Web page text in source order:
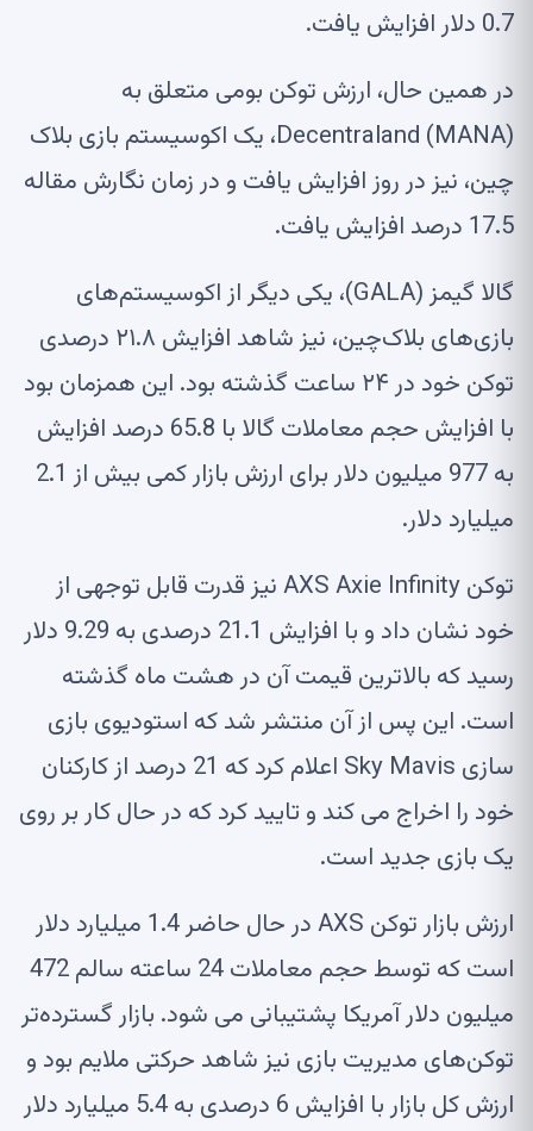
0.7 دلار افزایش یافت.
در همین حال، ارزش توکن بومی متعلق به
Decentraland (MANA)، یک اکوسیستم بازی بلاک
چین، نیز در روز افزایش یافت و در زمان نگارش مقاله
17.5 درصد افزایش یافت.
گالا گیمز (GALA)، یکی دیگر از اکوسیستم‌های
بازی‌های بلاک‌چین، نیز شاهد افزایش ۲۱.۸ درصدی
توکن خود در ۲۴ ساعت گذشته بود. این همزمان بود
با افزایش حجم معاملات گالا با 65.8 درصد افزایش
به 977 میلیون دلار برای ارزش بازار کمی بیش از 2.1
میلیارد دلار.
توکن AXS Axie Infinity نیز قدرت قابل توجهی از
خود نشان داد و با افزایش 21.1 درصدی به 9.29 دلار
رسید که بالاترین قیمت آن در هشت ماه گذشته
است. این پس از آن منتشر شد که استودیوی بازی
سازی Sky Mavis اعلام کرد که 21 درصد از کارکنان
خود را اخراج می کند و تایید کرد که در حال کار بر روی
یک بازی جدید است.
ارزش بازار توکن AXS در حال حاضر 1.4 میلیارد دلار
است که توسط حجم معاملات 24 ساعته سالم 472
میلیون دلار آمریکا پشتیبانی می شود. بازار گسترده‌تر
توکن‌های مدیریت بازی نیز شاهد حرکتی ملایم بود و
ارزش کل بازار با افزایش 6 درصدی به 5.4 میلیارد دلار